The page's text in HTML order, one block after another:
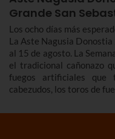
Grande San
Los ocho días más
La Aste Nagusia
al 15 de agosto. La
el tradicional cañonazo
fuegos artificiales que
cabezudos, los toros de